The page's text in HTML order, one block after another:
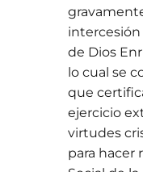
intercesión
de Dios
lo cual se
que
ejercicio
virtudes
para hacer